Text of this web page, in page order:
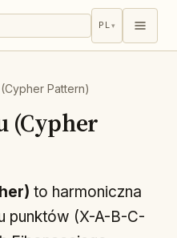
PL▾
Pattern)
(Cypher
to harmoniczna
punktów (X-A-B-C-